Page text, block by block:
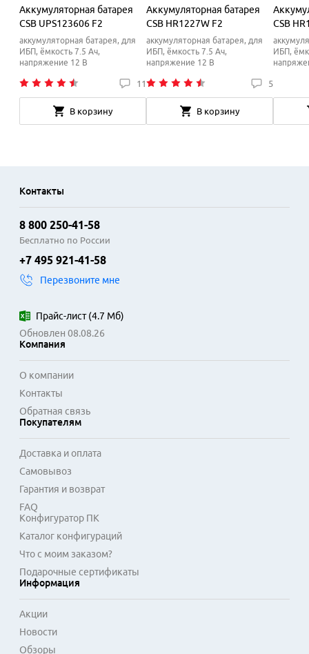
Аккумуляторная батарея
CSB UPS123606 F2
аккумуляторная батарея, для
ИБП, ёмкость 7.5 Ач,
напряжение 12 В
11
В корзину
Аккумуляторная батарея
CSB HR1227W F2
аккумуляторная батарея, для
ИБП, ёмкость 7.5 Ач,
напряжение 12 В
5
В корзину
CSB
ИБП,
Контакты
8 800 250-41-58
Бесплатно по России
+7 495 921-41-58
Перезвоните мне
Прайс-лист(4.7 Мб)
Обновлен 08.08.26
Компания
О компании
Контакты
Обратная связь
Покупателям
Доставка и оплата
Самовывоз
Гарантия и возврат
FAQ
Конфигуратор ПК
Каталог конфигураций
Что с моим заказом?
Подарочные сертификаты
Информация
Акции
Новости
Обзоры